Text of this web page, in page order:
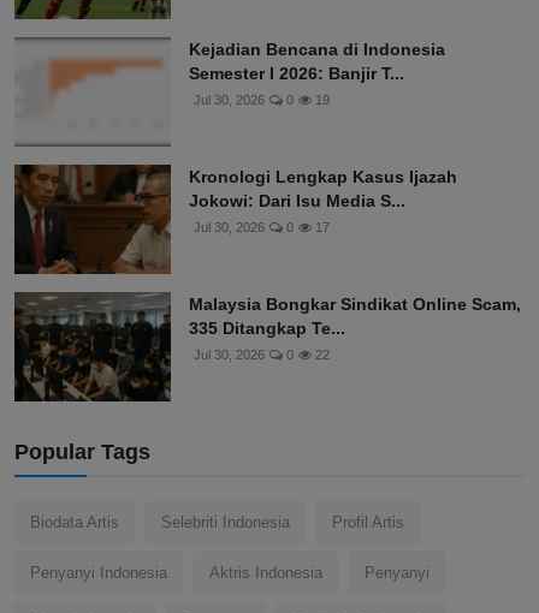
Kejadian Bencana di Indonesia
Semester I 2026: Banjir T...
Jul 30, 2026 0 19
Kronologi Lengkap Kasus Ijazah
Jokowi: Dari Isu Media S...
Jul 30, 2026 0 17
Malaysia Bongkar Sindikat Online Scam,
335 Ditangkap Te...
Jul 30, 2026 0 22
Popular Tags
Biodata Artis Selebriti Indonesia Profil Artis
Penyanyi Indonesia Aktris Indonesia Penyanyi